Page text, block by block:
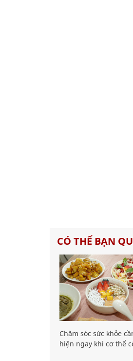
CÓ THỂ BẠN
Chăm sóc sức khỏe
hiện ngay khi cơ thể